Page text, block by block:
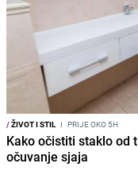
/ŽIVOT I STIL I PRIJE OKO 5H
Kako očistiti staklo od
očuvanje sjaja